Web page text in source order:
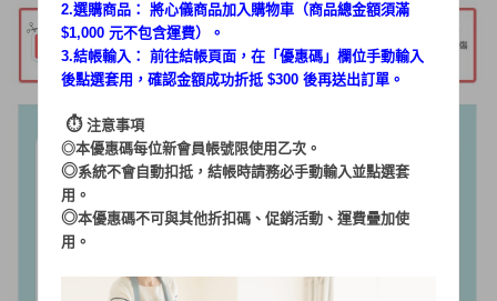
2.選購商品： 將心儀商品加入購物車（商品總金額須滿
$1,000 元不包含運費）。
3.結帳輸入： 前往結帳頁面，在「 優惠碼 」欄位手動輸入
後點選套用，確認金額成功折抵 $300 後再送出訂單。
⏱︎ 注意事項
◎本優惠碼每位新會員帳號限使用乙次。
◎系統不會自動扣抵，結帳時請務必手動輸入並點選套
用。
◎本優惠碼不可與其他折扣碼、促銷活動、運費疊加使
用。